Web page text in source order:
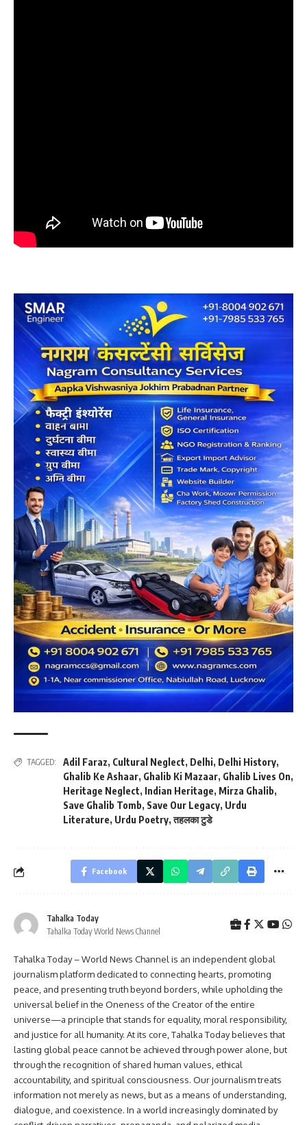
TAGGED: Adil Faraz, Cultural Neglect, Delhi, Delhi History,
Ghalib Ke Ashaar, Ghalib Ki Mazaar, Ghalib Lives On,
Heritage Neglect, Indian Heritage, Mirza Ghalib,
Save Ghalib Tomb, Save Our Legacy, Urdu
Literature, Urdu Poetry,तहलका टुडे
Facebook
Tahalka Today
Tahalka Today World News Channel
Tahalka Today – World News Channel is an independent global
journalism platform dedicated to connecting hearts, promoting
peace, and presenting truth beyond borders, while upholding the
universal belief in the Oneness of the Creator of the entire
universe—a principle that stands for equality, moral responsibility,
and justice for all humanity. At its core, Tahalka Today believes that
lasting global peace cannot be achieved through power alone, but
through the recognition of shared human values, ethical
accountability, and spiritual consciousness. Our journalism treats
information not merely as news, but as a means of understanding,
dialogue, and coexistence. In a world increasingly dominated by